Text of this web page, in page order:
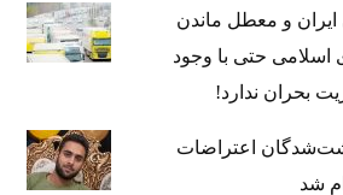
ایران و معطل ماندن
اسلامی حتی با وجود
بحران ندارد!
اعتراضات